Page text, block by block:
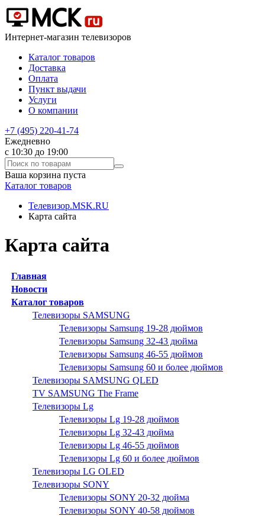
Интернет-магазин телевизоров
Каталог товаров
Доставка
Оплата
Пункт выдачи
Услуги
О компании
+7 (495) 220-41-74
Ежедневно
с 10:30 до 19:00
Ваша корзина пуста
Каталог товаров
Телевизор.MSK.RU
Карта сайта
Карта сайта
Главная
Новости
Каталог товаров
Телевизоры SAMSUNG
Телевизоры Samsung 19-28 дюймов
Телевизоры Samsung 32-43 дюйма
Телевизоры Samsung 46-55 дюймов
Телевизоры Samsung 60 и более дюймов
Телевизоры SAMSUNG QLED
TV SAMSUNG The Frame
Телевизоры Lg
Телевизоры Lg 19-28 дюймов
Телевизоры Lg 32-43 дюйма
Телевизоры Lg 46-55 дюймов
Телевизоры Lg 60 и более дюймов
Телевизоры LG OLED
Телевизоры SONY
Телевизоры SONY 20-32 дюйма
Телевизоры SONY 40-58 дюймов